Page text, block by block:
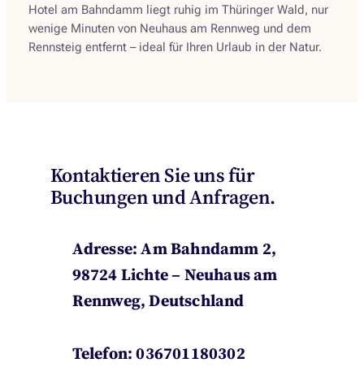
Hotel am Bahndamm liegt ruhig im Thüringer Wald, nur
wenige Minuten von Neuhaus am Rennweg und dem
Rennsteig entfernt – ideal für Ihren Urlaub in der Natur.
Kontaktieren Sie uns für
Buchungen und Anfragen.
Adresse:Am Bahndamm 2,
98724 Lichte – Neuhaus am
Rennweg, Deutschland
Telefon: 036701180302